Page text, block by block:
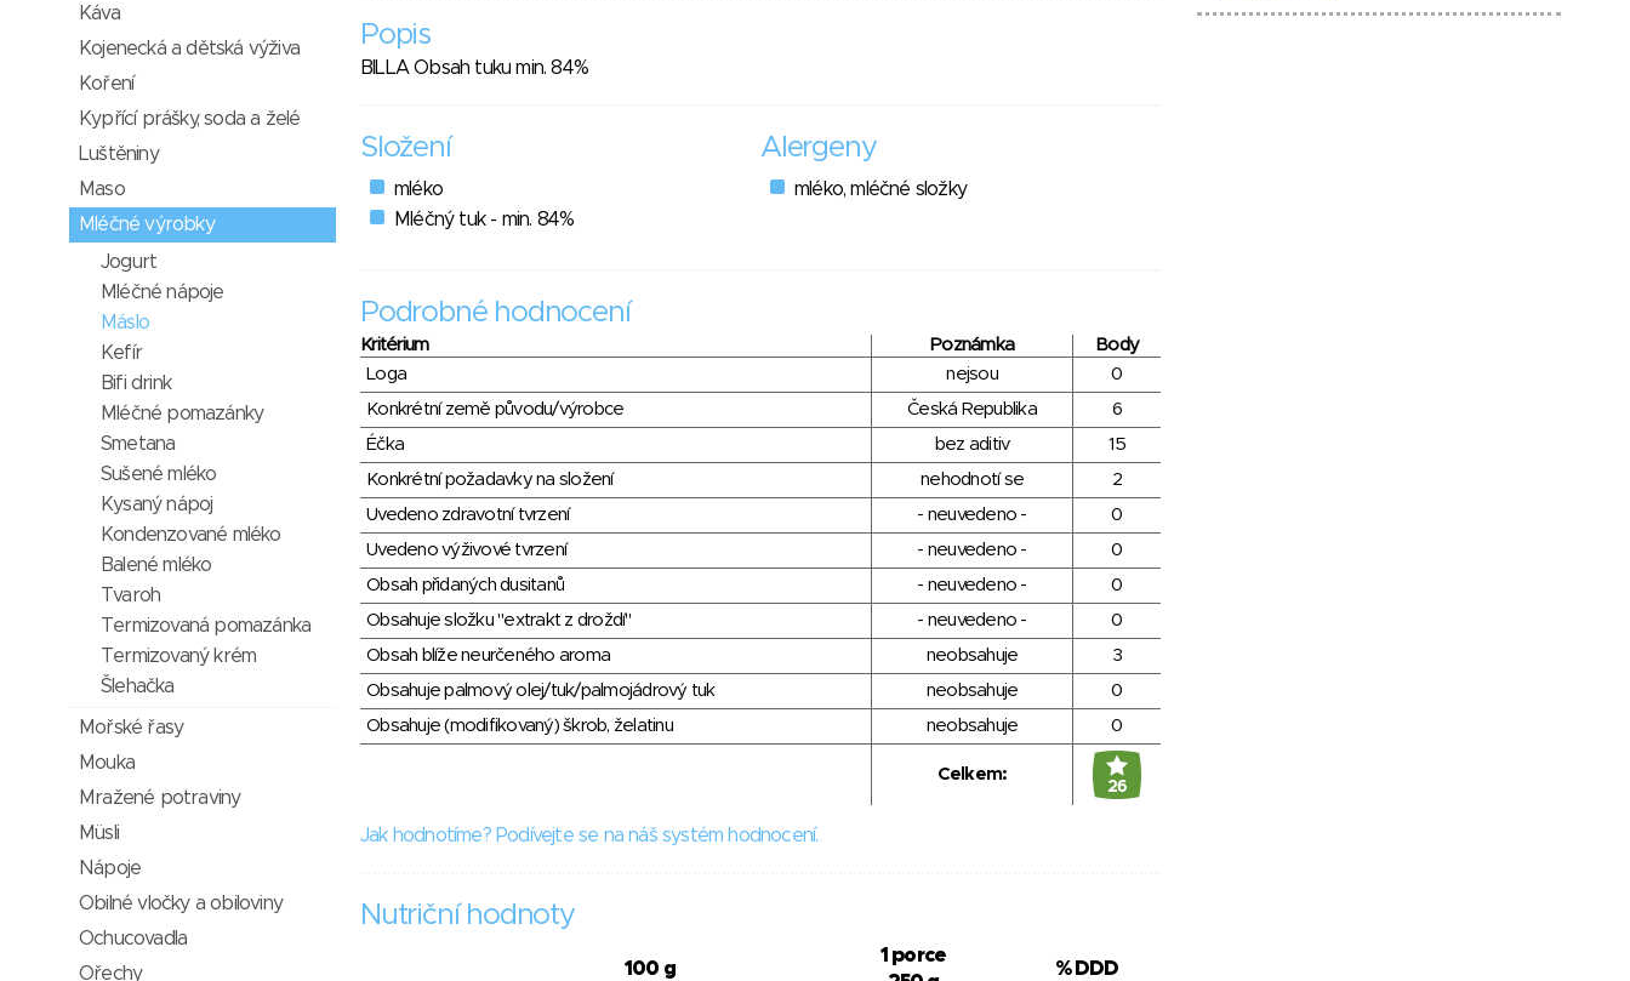
Popis
BILLA Obsah tuku min. 84%
Složení
mléko
Mléčný tuk - min. 84%
Alergeny
mléko, mléčné složky
Podrobné hodnocení
Kritérium Poznámka
Body
Loga
nejsou
0
Konkrétní země původu/výrobce
Česká Republika
6
Éčka
bez aditiv
15
Konkrétní požadavky na složení
nehodnotí se
2
Uvedeno zdravotní tvrzení
- neuvedeno -
0
Uvedeno výživové tvrzení
- neuvedeno -
0
Obsah přidaných dusitanů
- neuvedeno -
0
Obsahuje složku "extrakt z droždí"
- neuvedeno -
0
Obsah blíže neurčeného aroma
neobsahuje
3
Obsahuje palmový olej/tuk/palmojádrový tuk
neobsahuje
0
Obsahuje (modifikovaný) škrob, želatinu
neobsahuje 0
Celkem:
26
Jak hodnotíme? Podívejte se na náš systém hodnocení.
Nutriční hodnoty
100 g
1 porce
% DDD
Káva
Kojenecká a dětská výživa
Koření
Kypřící prášky, soda a želé
Luštěniny
Maso
Mléčné výrobky
Jogurt
Mléčné nápoje
Máslo
Kefír
Bifi drink
Mléčné pomazánky
Smetana
Sušené mléko
Kysaný nápoj
Kondenzované mléko
Balené mléko
Tvaroh
Termizovaná pomazánka
Termizovaný krém
Šlehačka
Mořské řasy
Mouka
Mražené potraviny
Müsli
Nápoje
Obilné vločky a obiloviny
Ochucovadla
Ořechy